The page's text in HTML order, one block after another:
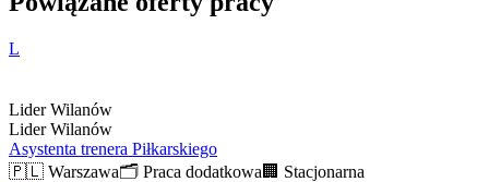
L
Lider Wilanów
Lider Wilanów
Asystenta trenera Piłkarskiego
🇵🇱 Warszawa🗂️ Praca dodatkowa 🏢 Stacjonarna